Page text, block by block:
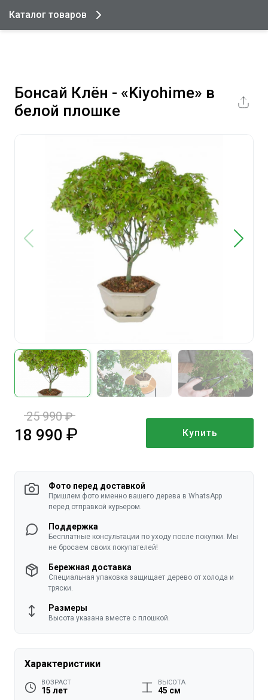
Каталог товаров
Бонсай Клён - «Kiyohime» в
белой плошке
18 990
25 990
руб. Купить
Фото перед доставкой
Пришлем фото именно вашего дерева в WhatsApp
перед отправкой курьером.
Поддержка
Бесплатные консультации по уходу после покупки. Мы
не бросаем своих покупателей!
Бережная доставка
Специальная упаковка защищает дерево от холода и
тряски.
Размеры
Высота указана вместе с плошкой.
Характеристики
ВОЗРАСТ
15 лет
ВЫСОТА
45 см